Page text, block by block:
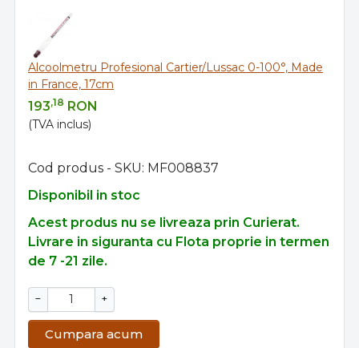
Alcoolmetru Profesional Cartier/Lussac 0-100°, Made
in France, 17cm
193,18 RON
(TVA inclus)
Cod produs - SKU
MF008837
Disponibil in stoc
Acest produs nu se livreaza prin Curierat.
Livrare in siguranta cu Flota proprie in termen
de 7 -21 zile.
− +
Cumpara acum